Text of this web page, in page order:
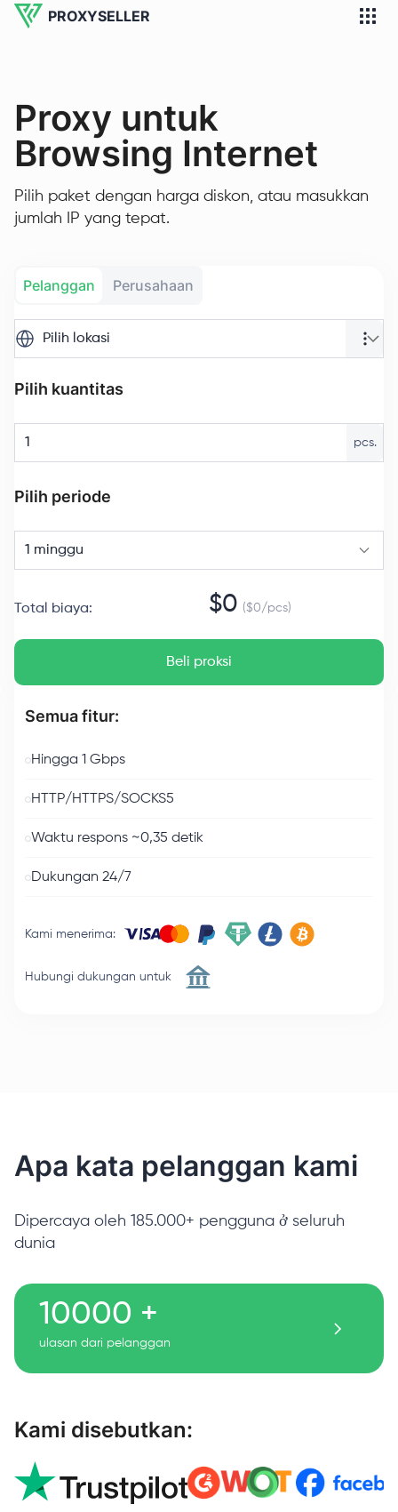
PROXYSELLER
Proxy untuk
Browsing Internet
Pilih paket dengan harga diskon, atau masukkan
jumlah IP yang tepat.
Pelanggan Perusahaan
Pilih lokasi
Pilih kuantitas
pcs.
Pilih periode
1 minggu
Total biaya: $0 ($0/pcs)
Beli proksi
Semua fitur:
Hingga 1 Gbps
HTTP/HTTPS/SOCKS5
Waktu respons ~0,35 detik
Dukungan 24/7
Kami menerima:
Hubungi dukungan untuk
Apa kata pelanggan kami
Dipercaya oleh 185.000+ pengguna ở seluruh
dunia
10000 +
ulasan dari pelanggan
Kami disebutkan: